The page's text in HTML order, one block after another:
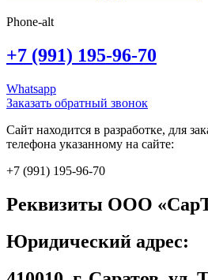
Phone-alt
+7 (991) 195-96-70
Whatsapp
Заказать обратный звонок
Сайт находится в разработке, для
телефона указанному на сайте:
+7 (991) 195-96-70
Реквизиты ООО
Юридический адрес: